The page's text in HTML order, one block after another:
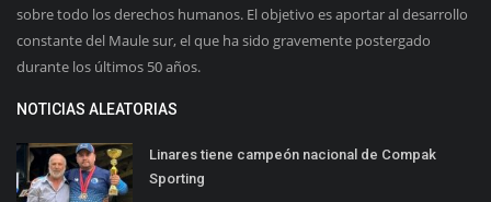
sobre todo los derechos humanos. El objetivo es aportar al desarrollo
constante del Maule sur, el que ha sido gravemente postergado
durante los últimos 50 años.
NOTICIAS ALEATORIAS
Linares tiene campeón nacional de Compak
Sporting